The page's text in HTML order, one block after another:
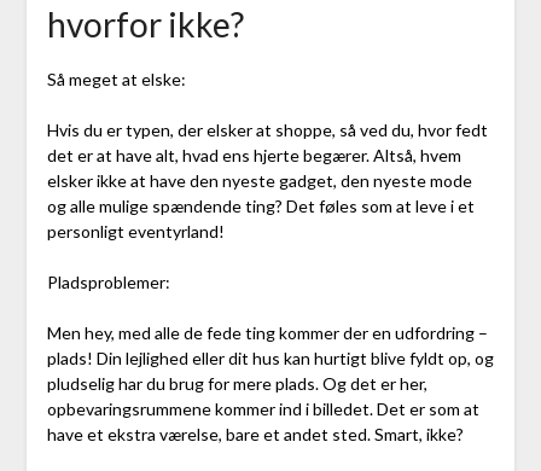
hvorfor ikke?
Så meget at elske:
Hvis du er typen, der elsker at shoppe, så ved du, hvor fedt
det er at have alt, hvad ens hjerte begærer. Altså, hvem
elsker ikke at have den nyeste gadget, den nyeste mode
og alle mulige spændende ting? Det føles som at leve i et
personligt eventyrland!
Pladsproblemer:
Men hey, med alle de fede ting kommer der en udfordring –
plads! Din lejlighed eller dit hus kan hurtigt blive fyldt op, og
pludselig har du brug for mere plads. Og det er her,
opbevaringsrummene kommer ind i billedet. Det er som at
have et ekstra værelse, bare et andet sted. Smart, ikke?